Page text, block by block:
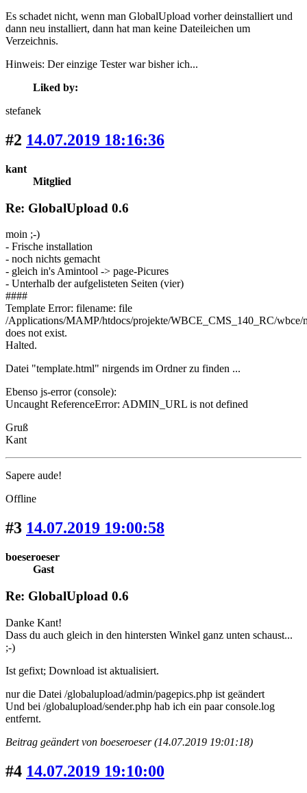
Es schadet nicht, wenn man GlobalUpload vorher deinstalliert und
dann neu installiert, dann hat man keine Dateileichen um
Verzeichnis.
Hinweis: Der einzige Tester war bisher ich...
Liked by:
stefanek
#2 14.07.2019 18:16:36
kant
Mitglied
Re: GlobalUpload 0.6
moin ;-)
- Frische installation
- noch nichts gemacht
- gleich in's Amintool -> page-Picures
- Unterhalb der aufgelisteten Seiten (vier)
####
Template Error: filename: file
/Applications/MAMP/htdocs/projekte/WBCE_CMS_140_RC/wbce/
does not exist.
Halted.
Datei "template.html" nirgends im Ordner zu finden ...
Ebenso js-error (console):
Uncaught ReferenceError: ADMIN_URL is not defined
Gruß
Kant
Sapere aude!
Offline
#3 14.07.2019 19:00:58
boeseroeser
Gast
Re: GlobalUpload 0.6
Danke Kant!
Dass du auch gleich in den hintersten Winkel ganz unten schaust...
;-)
Ist gefixt; Download ist aktualisiert.
nur die Datei /globalupload/admin/pagepics.php ist geändert
Und bei /globalupload/sender.php hab ich ein paar console.log
entfernt.
Beitrag geändert von boeseroeser (14.07.2019 19:01:18)
#4 14.07.2019 19:10:00